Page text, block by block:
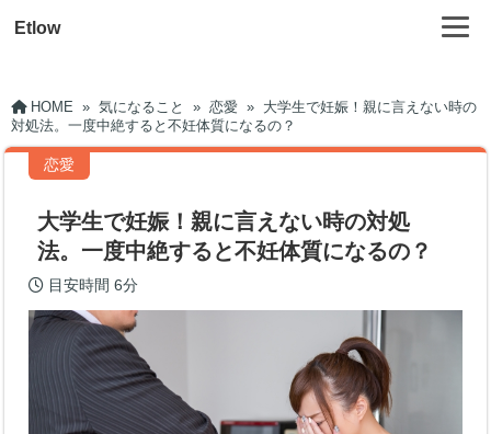
Etlow
HOME » 気になること » 恋愛 » 大学生で妊娠！親に言えない時の
対処法。一度中絶すると不妊体質になるの？
恋愛
大学生で妊娠！親に言えない時の対処
法。一度中絶すると不妊体質になるの？
目安時間6分